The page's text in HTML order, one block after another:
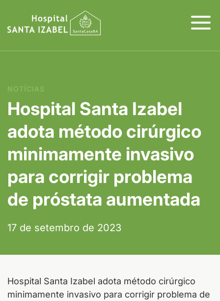
NOTÍCIAS
Hospital Santa Izabel
adota método cirúrgico
minimamente invasivo
para corrigir problema
de próstata aumentada
17 de setembro de 2023
Hospital Santa Izabel adota método cirúrgico
minimamente invasivo para corrigir problema de